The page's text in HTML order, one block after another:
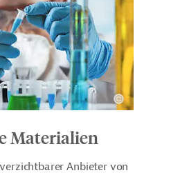
Materialien
Anbieter von